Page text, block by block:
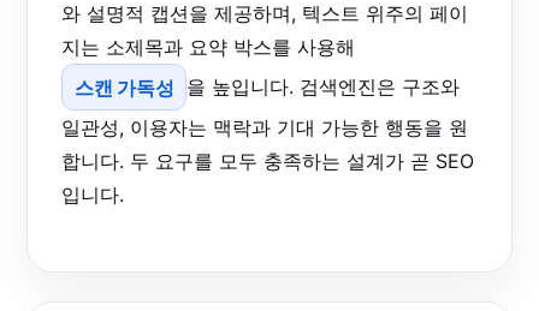
와 설명적 캡션을 제공하며, 텍스트 위주의 페이
지는 소제목과 요약 박스를 사용해
스캔 가독성 을 높입니다. 검색엔진은 구조와
일관성, 이용자는 맥락과 기대 가능한 행동을 원
합니다. 두 요구를 모두 충족하는 설계가 곧 SEO
입니다.